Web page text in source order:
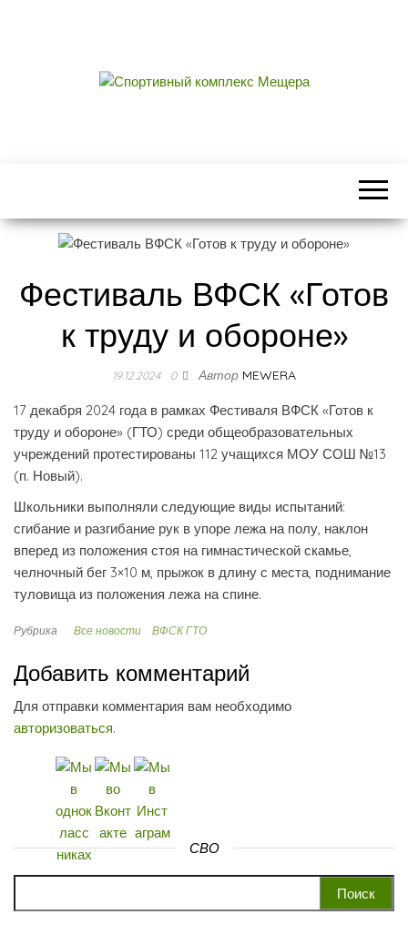
МЕЩЕРА
Фестиваль ВФСК «Готов
к труду и обороне»
19.12.2024 0 Автор MEWERA
17 декабря 2024 года в рамках Фестиваля ВФСК «Готов к
труду и обороне» (ГТО) среди общеобразовательных
учреждений протестированы 112 учащихся МОУ СОШ №13
(п. Новый).
Школьники выполняли следующие виды испытаний:
сгибание и разгибание рук в упоре лежа на полу, наклон
вперед из положения стоя на гимнастической скамье,
челночный бег 3×10 м, прыжок в длину с места, поднимание
туловища из положения лежа на спине.
Рубрика Все новости ВФСК ГТО
Добавить комментарий
Для отправки комментария вам необходимо
авторизоваться.
СВО